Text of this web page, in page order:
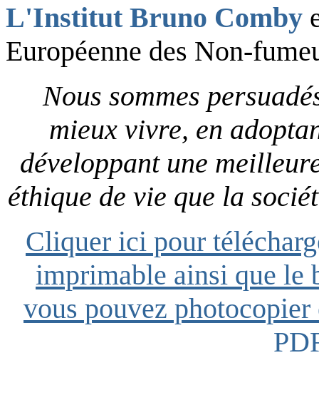
L'Institut Bruno Comby
Européenne des Non-
Nous sommes
mieux vivre, en
développant une
éthique de vie que la
Cliquer ici pour
imprimable ainsi que le
vous pouvez